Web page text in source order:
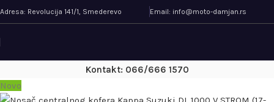
Adresa: Revolucija 141/1, Smederevo Email: info@moto-damjan.rs
Kontakt: 066/666 1570
Novo